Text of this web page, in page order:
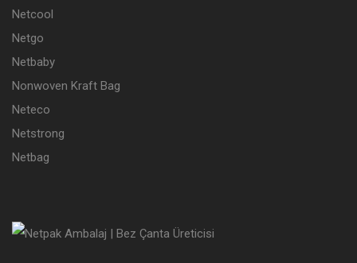
Netcool
Netgo
Netbaby
Nonwoven Kraft Bag
Neteco
Netstrong
Netbag